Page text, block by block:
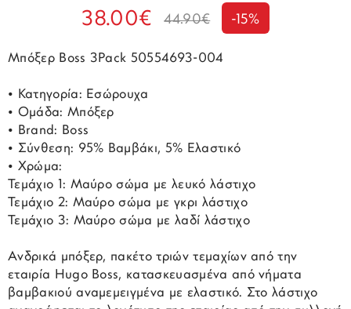
38.00€ 44.90€ -15%
Μπόξερ Boss 3Pack 50554693-004
• Κατηγορία: Εσώρουχα
• Ομάδα: Μπόξερ
• Brand: Boss
• Σύνθεση: 95% Βαμβάκι, 5% Ελαστικό
• Χρώμα:
Τεμάχιο 1: Μαύρο σώμα με λευκό λάστιχο
Τεμάχιο 2: Μαύρο σώμα με γκρι λάστιχο
Τεμάχιο 3: Μαύρο σώμα με λαδί λάστιχο
Ανδρικά μπόξερ, πακέτο τριών τεμαχίων από την
εταιρία Hugo Boss, κατασκευασμένα από νήματα
βαμβακιού αναμεμειγμένα με ελαστικό. Στο λάστιχο